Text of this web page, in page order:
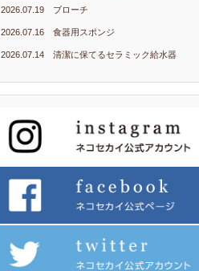
2026.07.19 ブローチ
2026.07.16 食器用スポンジ
2026.07.14 清潔に保てるセラミック給水器